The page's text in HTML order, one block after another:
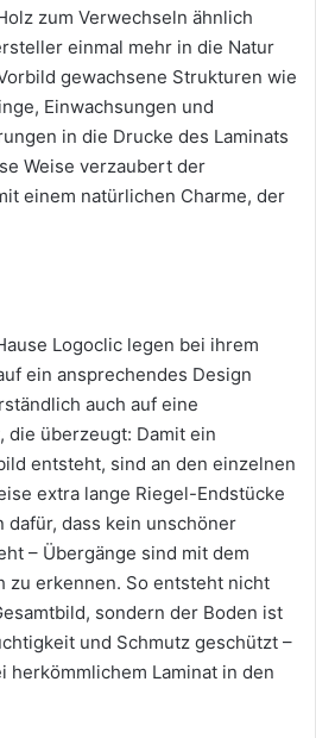
zum Verwechseln ähnlich
einmal mehr in die Natur
gewachsene Strukturen wie
Einwachsungen und
in die Drucke des Laminats
Weise verzaubert der
einem natürlichen Charme, der
Logoclic legen bei ihrem
ein ansprechendes Design
auch auf eine
die überzeugt: Damit ein
entsteht, sind an den einzelnen
extra lange Riegel-Endstücke
dass kein unschöner
– Übergänge sind mit dem
zu erkennen. So entsteht nicht
sondern der Boden ist
und Schmutz geschützt –
herkömmlichem Laminat in den